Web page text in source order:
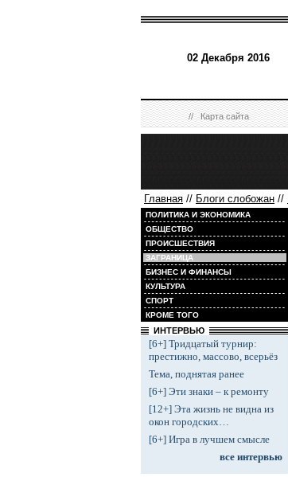
02 Декабря 2016
//Карта сайта
Главная // Блоги слобожан //
ПОЛИТИКА И ЭКОНОМИКА
ОБЩЕСТВО
ПРОИСШЕСТВИЯ
ЗАГРАНИЦА
БИЗНЕС И ФИНАНСЫ
КУЛЬТУРА
СПОРТ
КРОМЕ ТОГО
ИНТЕРВЬЮ
[6+] Тридцатый турнир:
престижно, массово, всерьёз
Тема, поднятая ранее
[6+] Эти знаки – к ремонту
[12+] Эта жизнь не видна из
окон городских…
[6+] Игра в лучшем смысле
все интервью